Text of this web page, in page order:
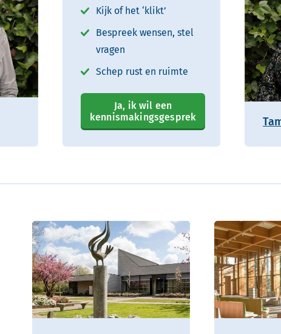
Kijk of het ‘klikt’
Bespreek wensen, stel
vragen
Schep rust en ruimte
Ja, ik wil een
kennismakingsgesprek